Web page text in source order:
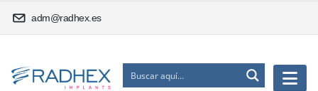
adm@radhex.es